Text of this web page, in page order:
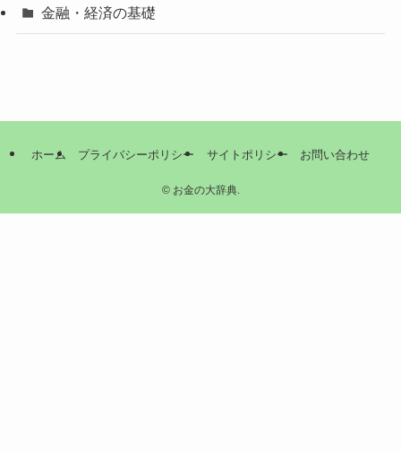
金融・経済の基礎
ホーム プライバシーポリシー サイトポリシー お問い合わせ
©お金の大辞典.